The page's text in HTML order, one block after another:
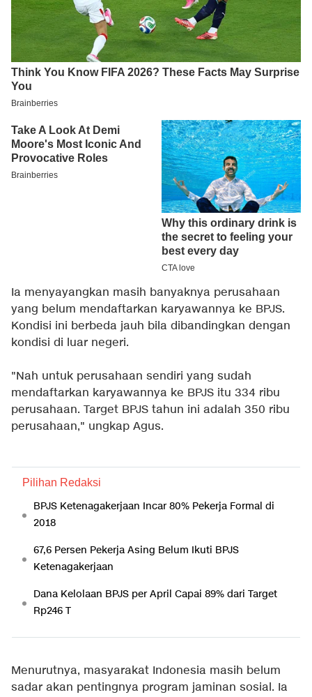
Ia menyayangkan masih banyaknya perusahaan
yang belum mendaftarkan karyawannya ke BPJS.
Kondisi ini berbeda jauh bila dibandingkan dengan
kondisi di luar negeri.
"Nah untuk perusahaan sendiri yang sudah
mendaftarkan karyawannya ke BPJS itu 334 ribu
perusahaan. Target BPJS tahun ini adalah 350 ribu
perusahaan," ungkap Agus.
Pilihan Redaksi
BPJS Ketenagakerjaan Incar 80% Pekerja Formal di
2018
67,6 Persen Pekerja Asing Belum Ikuti BPJS
Ketenagakerjaan
Dana Kelolaan BPJS per April Capai 89% dari Target
Rp246 T
Menurutnya, masyarakat Indonesia masih belum
sadar akan pentingnya program jaminan sosial. Ia